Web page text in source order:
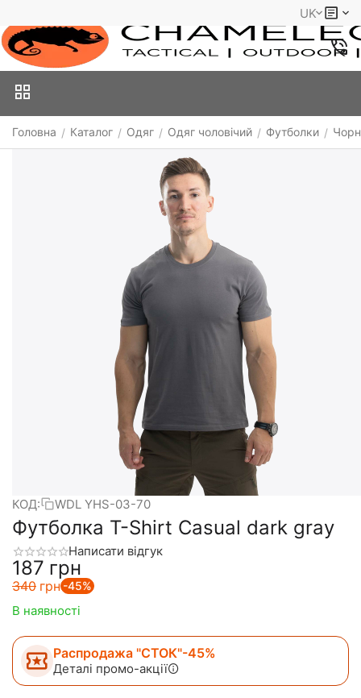
UK
Головна / Каталог / Одяг / Одяг чоловічий / Футболки /
КОД: WDL YHS-03-70
Футболка T-Shirt Casual dark gray
Написати відгук
‍187‍ грн
‍340‍ грн -45%
В наявності
Распродажа "СТОК"-45%
Деталі промо-акції